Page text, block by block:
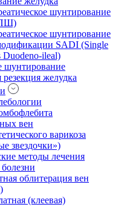
шунтирование
шунтирование
SADI (Single
Duodeno-ileal)
шунтирование
желудка
вен
варикоза
звездочки»)
методы лечения
облитерация вен
(клеевая)